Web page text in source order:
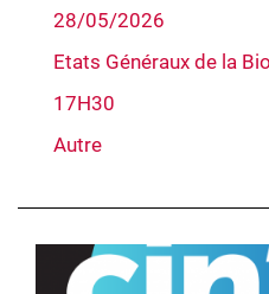
28/05/2026
Etats Généraux de la
17H30
Autre